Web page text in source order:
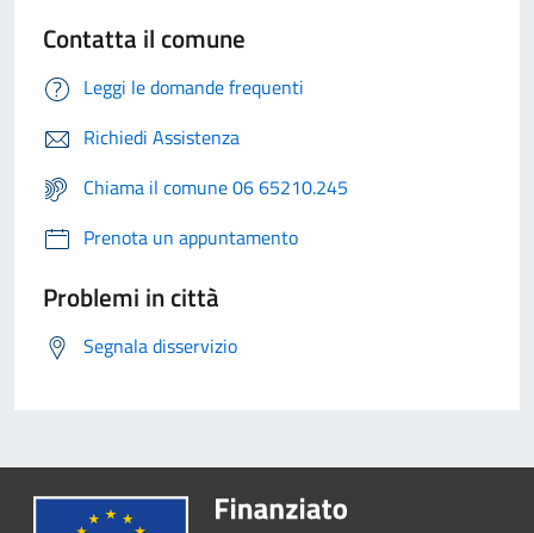
Contatta il comune
Leggi le domande frequenti
Richiedi Assistenza
Chiama il comune 06 65210.245
Prenota un appuntamento
Problemi in città
Segnala disservizio